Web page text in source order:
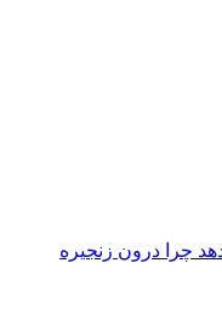
چرا درون زنجیره